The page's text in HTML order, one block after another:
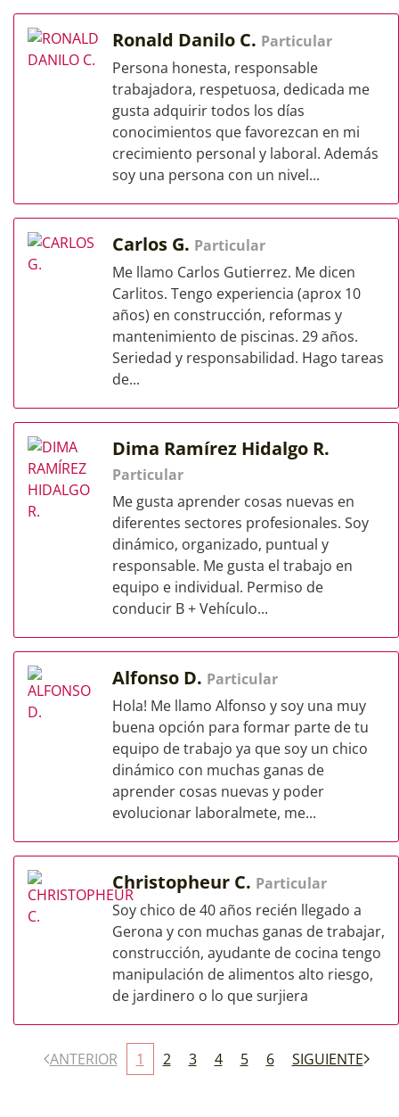
Ronald Danilo C. Particular
Persona honesta, responsable
trabajadora, respetuosa, dedicada me
gusta adquirir todos los días
conocimientos que favorezcan en mi
crecimiento personal y laboral. Además
soy una persona con un nivel...
Carlos G. Particular
Me llamo Carlos Gutierrez. Me dicen
Carlitos. Tengo experiencia (aprox 10
años) en construcción, reformas y
mantenimiento de piscinas. 29 años.
Seriedad y responsabilidad. Hago tareas
de...
Dima Ramírez Hidalgo R.
Particular
Me gusta aprender cosas nuevas en
diferentes sectores profesionales. Soy
dinámico, organizado, puntual y
responsable. Me gusta el trabajo en
equipo e individual. Permiso de
conducir B + Vehículo...
Alfonso D. Particular
Hola! Me llamo Alfonso y soy una muy
buena opción para formar parte de tu
equipo de trabajo ya que soy un chico
dinámico con muchas ganas de
aprender cosas nuevas y poder
evolucionar laboralmete, me...
Christopheur C. Particular
Soy chico de 40 años recién llegado a
Gerona y con muchas ganas de trabajar,
construcción, ayudante de cocina tengo
manipulación de alimentos alto riesgo,
de jardinero o lo que surjiera
ANTERIOR 1 2 3 4 5 6 SIGUIENTE